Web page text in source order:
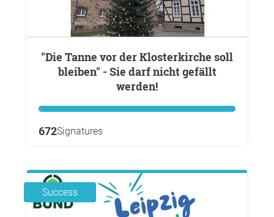
"Die Tanne vor der Klosterkirche soll
bleiben" - Sie darf nicht gefällt
werden!
672Signatures
Success